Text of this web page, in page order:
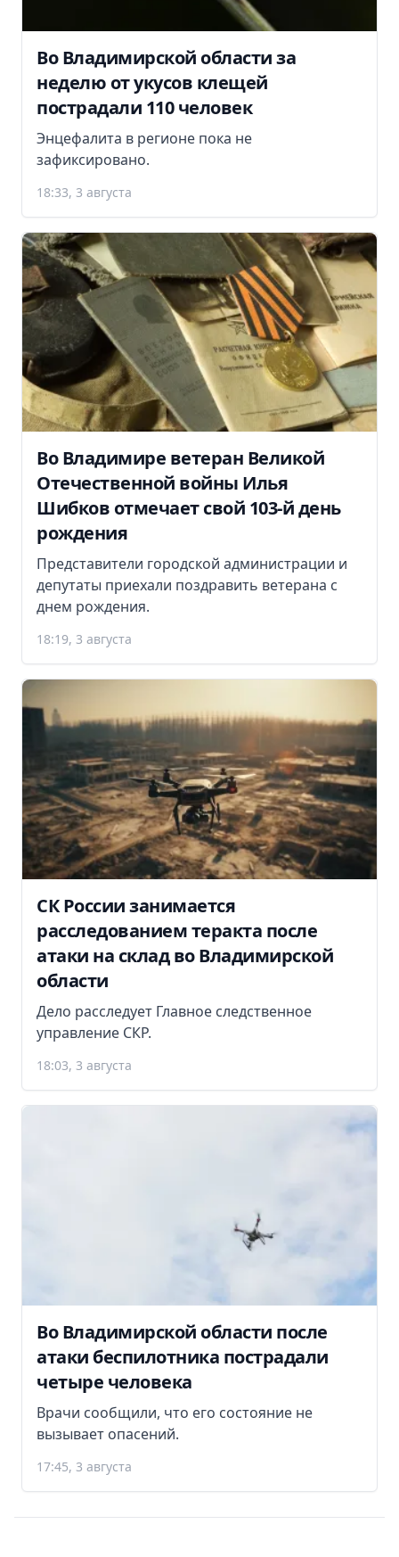
Во Владимирской области за
неделю от укусов клещей
пострадали 110 человек
Энцефалита в регионе пока не
зафиксировано.
18:33, 3 августа
Во Владимире ветеран Великой
Отечественной войны Илья
Шибков отмечает свой 103-й день
рождения
Представители городской администрации и
депутаты приехали поздравить ветерана с
днем рождения.
18:19, 3 августа
СК России занимается
расследованием теракта после
атаки на склад во Владимирской
области
Дело расследует Главное следственное
управление СКР.
18:03, 3 августа
Во Владимирской области после
атаки беспилотника пострадали
четыре человека
Врачи сообщили, что его состояние не
вызывает опасений.
17:45, 3 августа